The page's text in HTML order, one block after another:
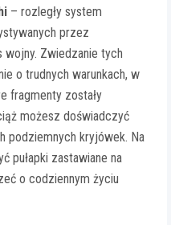
– rozległy system
przez
Zwiedzanie tych
o trudnych warunkach, w
fragmenty zostały
możesz doświadczyć
podziemnych kryjówek. Na
pułapki zastawiane na
o codziennym życiu